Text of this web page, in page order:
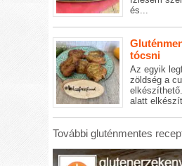
és...
tócsni
Az egyik
zöldség a
alatt
További gluténmentes